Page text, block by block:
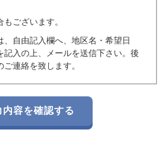
ございます。
自由記入欄へ、地区名・希望日
記入の上、メールを送信下さい。後
連絡を致します。